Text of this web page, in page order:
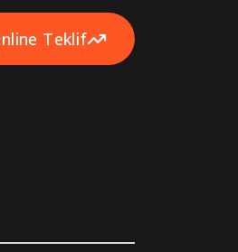
Teklif